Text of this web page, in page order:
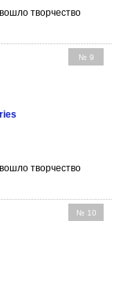
творчество
№ 9
творчество
№ 10